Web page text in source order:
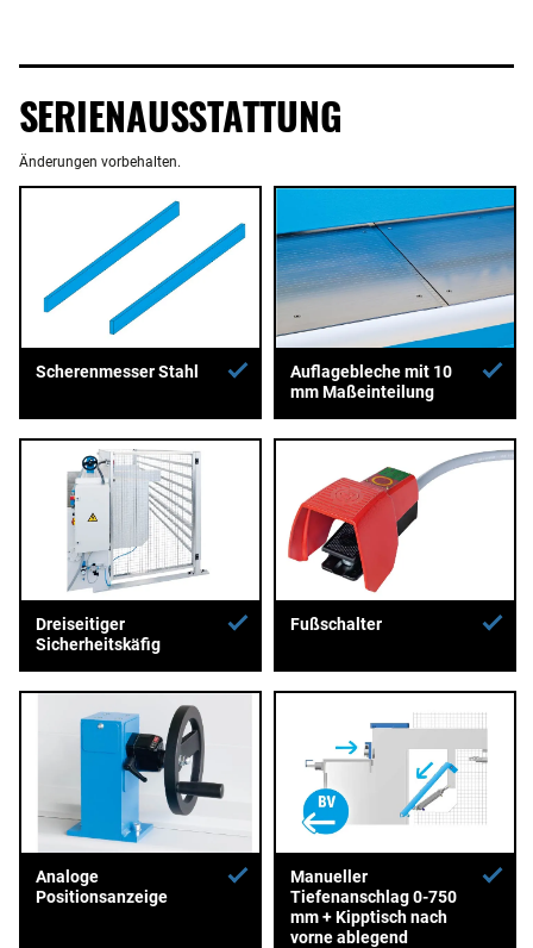
SERIENAUSSTATTUNG
Änderungen vorbehalten.
Scherenmesser Stahl
Auflagebleche mit 10
mm Maßeinteilung
Dreiseitiger
Sicherheitskäfig
Fußschalter
Analoge
Positionsanzeige
Manueller
Tiefenanschlag 0-750
mm + Kipptisch nach
vorne ablegend